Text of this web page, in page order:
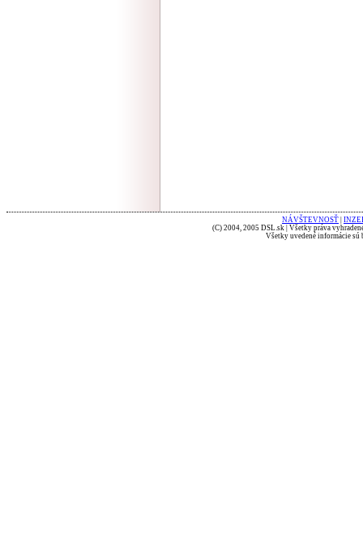
NÁVŠTEVNOSŤ
(C) 2004, 2005 DSL.sk | Všetky práva
Všetky uvedené informácie sú